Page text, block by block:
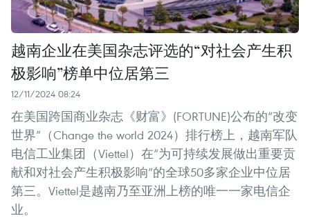
越南企业在美国杂志评选的“对社会产生积
极影响”榜单中位居第三
12/11/2024 08:24
在美国跨国商业杂志《财富》(FORTUNE)公布的“改变
世界”（Change the world 2024）排行榜上，越南军队
电信工业集团（Viettel）在“为可持续发展做出重要贡
献和对社会产生积极影响”的全球50多家企业中位居
第三。Viettel是越南乃至亚洲上榜的唯一一家电信企
业。